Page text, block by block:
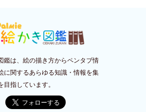
鑑は、絵の描き方からペンタブ情
に関するあらゆる知識・情報を集
目指しています。